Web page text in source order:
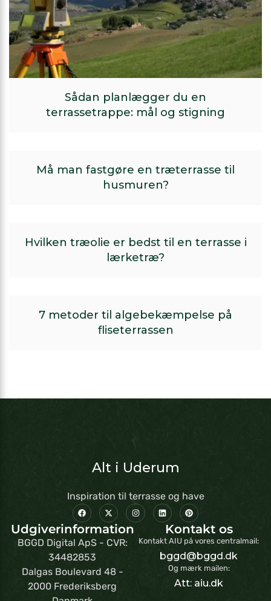
Sådan planlægger du en
terrassetrappe: mål og stigning
Må man fastgøre en træterrasse til
husmuren?
Hvilken træolie er bedst til en terrasse i
lærketræ?
7 metoder til algebekæmpelse på
fliseterrassen
Alt i Uderum
Inspiration til terrasse og have
Udgiverinformation
BGGD Digital ApS - CVR:
34482853
Dalgas Boulevard 48 -
2000 Frederiksberg
Kontakt os
Kontakt AIU på vores centralmail:
bggd@bggd.dk
Og mærk mailen:
Att: aiu.dk